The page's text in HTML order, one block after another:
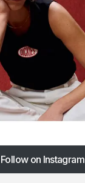
Follow on Instagram
Follow on Instagram